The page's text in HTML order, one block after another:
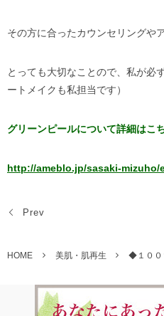
その方に合ったカウンセリングや
とっても大切なことので、私が必
ートメイクも私担当です）
グリーンピールについて詳細はこ
http://ameblo.jp/sasaki-mizuho/
Prev
HOME 美肌・肌再生 ◆１００